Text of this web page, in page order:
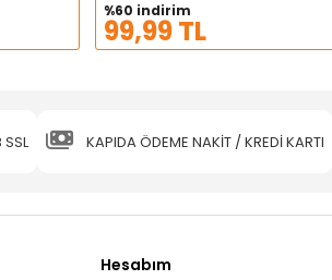
%60 indirim
99,99 TL
SSL KAPIDA ÖDEME NAKİT / KREDİ KARTI
Hesabım